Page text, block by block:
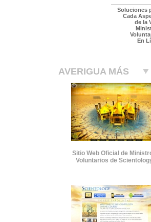
Soluciones
Cada
de la
En
AVERIGUA MÁS
Sitio Web Oficial de
Voluntarios de